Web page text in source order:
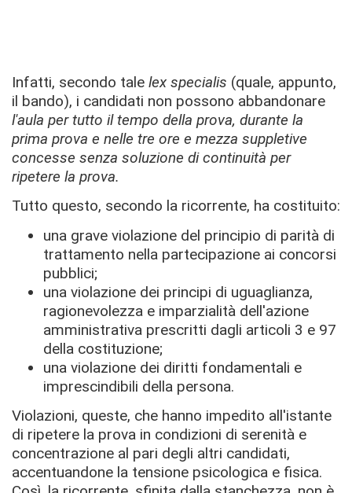
Infatti, secondo tale lex specialis (quale, appunto,
il bando), i candidati non possono abbandonare
l'aula per tutto il tempo della prova, durante la
prima prova e nelle tre ore e mezza suppletive
concesse senza soluzione di continuità per
ripetere la prova.
Tutto questo, secondo la ricorrente, ha costituito:
una grave violazione del principio di parità di
trattamento nella partecipazione ai concorsi
pubblici;
una violazione dei principi di uguaglianza,
ragionevolezza e imparzialità dell'azione
amministrativa prescritti dagli articoli 3 e 97
della costituzione;
una violazione dei diritti fondamentali e
imprescindibili della persona.
Violazioni, queste, che hanno impedito all'istante
di ripetere la prova in condizioni di serenità e
concentrazione al pari degli altri candidati,
accentuandone la tensione psicologica e fisica.